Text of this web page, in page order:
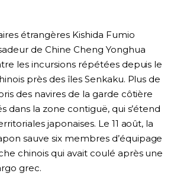
étrangères Kishida Fumio
de Chine Cheng Yonghua
les incursions répétées depuis le
près des îles Senkaku. Plus de
des navires de la garde côtière
dans la zone contiguë, qui s’étend
japonaises. Le 11 août, la
sauve six membres d’équipage
chinois qui avait coulé après une
grec.